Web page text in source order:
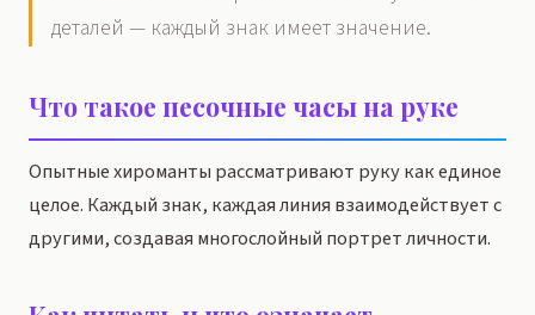
деталей — каждый знак имеет значение.
Что такое песочные часы на руке
Опытные хироманты рассматривают руку как единое
целое. Каждый знак, каждая линия взаимодействует с
другими, создавая многослойный портрет личности.